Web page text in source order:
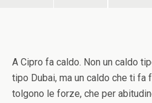
A Cipro fa caldo. Non un caldo
tipo Dubai, ma un caldo che ti fa
tolgono le forze, che per